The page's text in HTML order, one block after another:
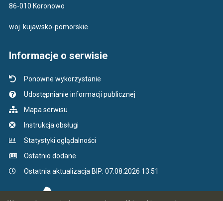
86-010 Koronowo
woj. kujawsko-pomorskie
Informacje o serwisie
Ponowne wykorzystanie
Udostępnianie informacji publicznej
Mapa serwisu
Instrukcja obsługi
Statystyki oglądalności
Ostatnio dodane
Ostatnia aktualizacja BIP: 07.08.2026 13:51